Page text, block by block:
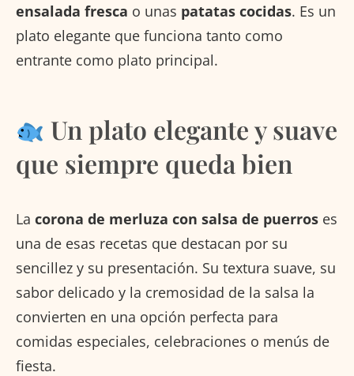
ensalada fresca o unas patatas cocidas. Es un
plato elegante que funciona tanto como
entrante como plato principal.
Un plato elegante y suave
que siempre queda bien
La corona de merluza con salsa de puerros es
una de esas recetas que destacan por su
sencillez y su presentación. Su textura suave, su
sabor delicado y la cremosidad de la salsa la
convierten en una opción perfecta para
comidas especiales, celebraciones o menús de
fiesta.